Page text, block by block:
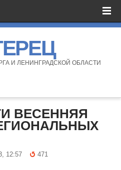
И ЛЕНИНГРАДСКОЙ ОБЛАСТИ
ВЕСЕННЯЯ
12:57
471